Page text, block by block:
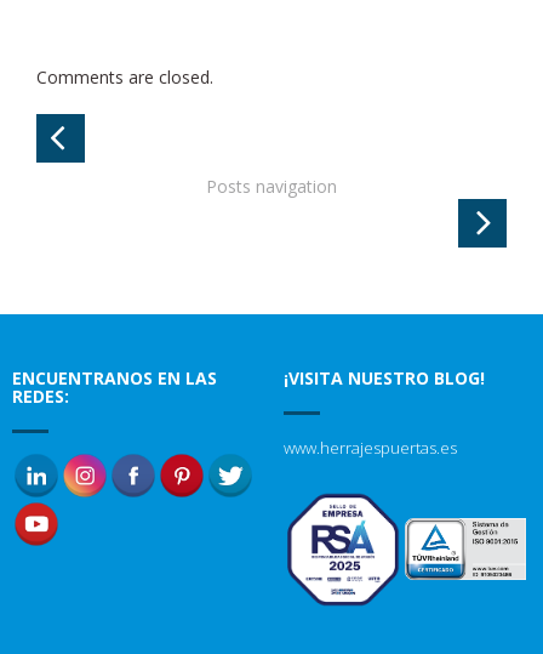
Comments are closed.
Posts navigation
ENCUENTRANOS EN LAS
REDES:
¡VISITA NUESTRO BLOG!
www.herrajespuertas.es